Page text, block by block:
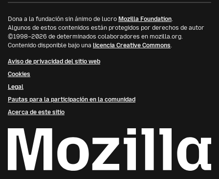
Dona a la fundación sin ánimo de lucro Mozilla Foundation.
Algunos de estos contenidos están protegidos por derechos de autor
©1998–2026 de determinados colaboradores en mozilla.org.
Contenido disponible bajo una licencia Creative Commons.
Aviso de privacidad del sitio web
Cookies
Legal
Pautas para la participación en la comunidad
Acerca de este sitio